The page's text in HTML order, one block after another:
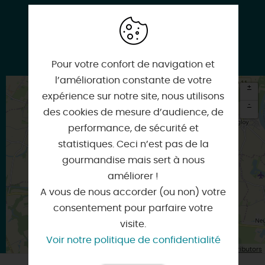
×
TIGY
+
-
OpenStreetMap contributors
Pour votre confort de navigation et
l’amélioration constante de votre
expérience sur notre site, nous utilisons
des cookies de mesure d’audience, de
performance, de sécurité et
statistiques. Ceci n’est pas de la
gourmandise mais sert à nous
améliorer !
A vous de nous accorder (ou non) votre
consentement pour parfaire votre
visite.
Voir notre politique de confidentialité